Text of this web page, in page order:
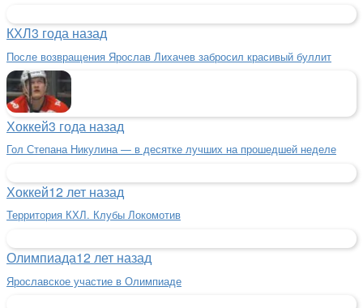
КХЛ3 года назад
После возвращения Ярослав Лихачев забросил красивый буллит
Хоккей3 года назад
Гол Степана Никулина — в десятке лучших на прошедшей неделе
Хоккей12 лет назад
Территория КХЛ. Клубы Локомотив
Олимпиада12 лет назад
Ярославское участие в Олимпиаде